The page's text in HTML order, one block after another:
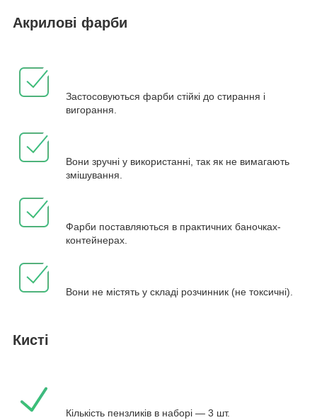
Акрилові фарби
Застосовуються фарби стійкі до стирання і
вигорання.
Вони зручні у використанні, так як не вимагають
змішування.
Фарби поставляються в практичних баночках-
контейнерах.
Вони не містять у складі розчинник (не токсичні).
Кисті
Кількість пензликів в наборі — 3 шт.